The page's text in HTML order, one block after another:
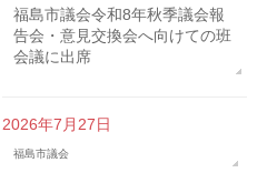
福島市議会令和8年秋季議会報
告会・意見交換会へ向けての班
会議に出席
2026年7月27日
福島市議会